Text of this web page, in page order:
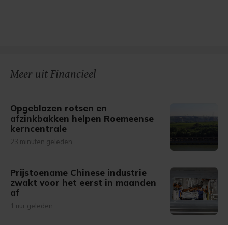
Meer uit Financieel
Opgeblazen rotsen en
afzinkbakken helpen Roemeense
kerncentrale
23 minuten geleden
Prijstoename Chinese industrie
zwakt voor het eerst in maanden
af
1 uur geleden